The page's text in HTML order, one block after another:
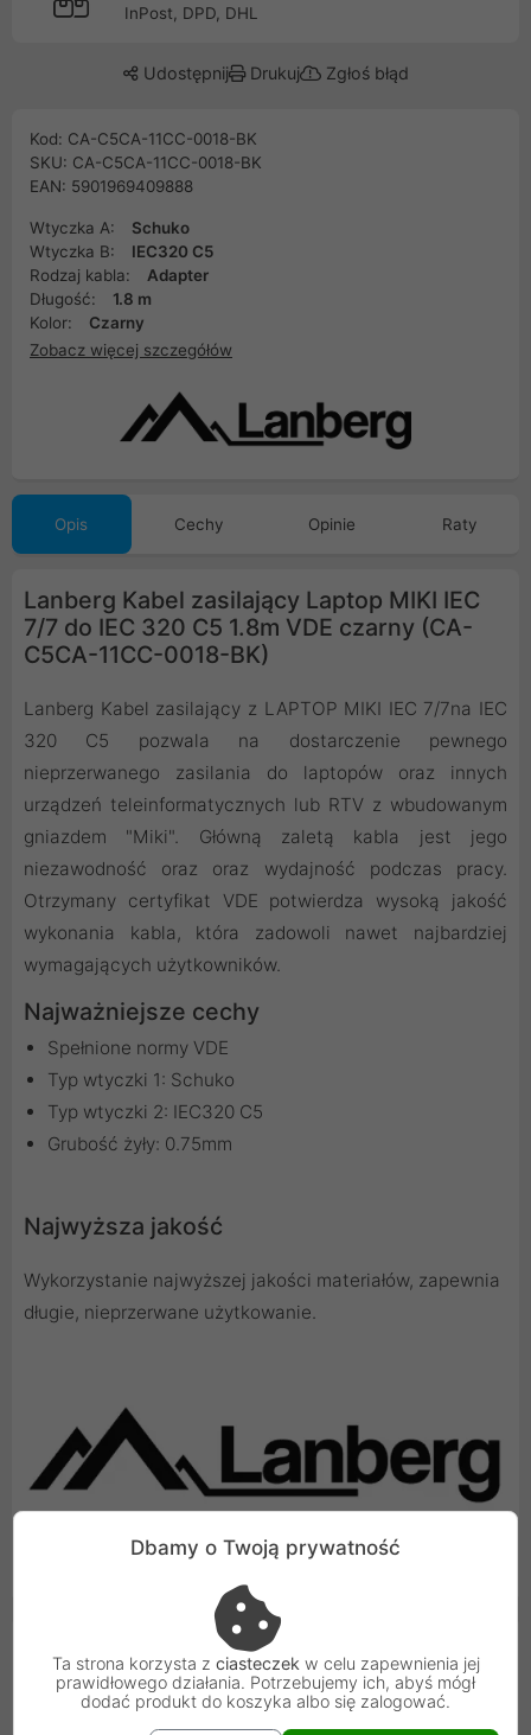
InPost, DPD, DHL
Udostępnij Drukuj Zgłoś błąd
Kod: CA-C5CA-11CC-0018-BK
SKU: CA-C5CA-11CC-0018-BK
EAN: 5901969409888
Wtyczka A:
Schuko
Wtyczka B:
IEC320 C5
Rodzaj kabla:
Adapter
Długość:
1.8 m
Kolor:
Czarny
Zobacz więcej szczegółów
Opis Cechy Opinie Raty
Lanberg Kabel zasilający Laptop MIKI IEC
7/7 do IEC 320 C5 1.8m VDE czarny (CA-
C5CA-11CC-0018-BK)
Lanberg Kabel zasilający z LAPTOP MIKI IEC 7/7na IEC
320 C5 pozwala na dostarczenie pewnego
nieprzerwanego zasilania do laptopów oraz innych
urządzeń teleinformatycznych lub RTV z wbudowanym
gniazdem "Miki". Główną zaletą kabla jest jego
niezawodność oraz oraz wydajność podczas pracy.
Otrzymany certyfikat VDE potwierdza wysoką jakość
wykonania kabla, która zadowoli nawet najbardziej
wymagających użytkowników.
Najważniejsze cechy
Spełnione normy VDE
Typ wtyczki 1: Schuko
Typ wtyczki 2: IEC320 C5
Grubość żyły: 0.75mm
Najwyższa jakość
Wykorzystanie najwyższej jakości materiałów, zapewnia
długie, nieprzerwane użytkowanie.
Cechy produktu
Wtyczka A Schuko
Dbamy o Twoją prywatność
Ta strona korzysta z ciasteczek w celu zapewnienia jej
prawidłowego działania. Potrzebujemy ich, abyś mógł
dodać produkt do koszyka albo się zalogować.